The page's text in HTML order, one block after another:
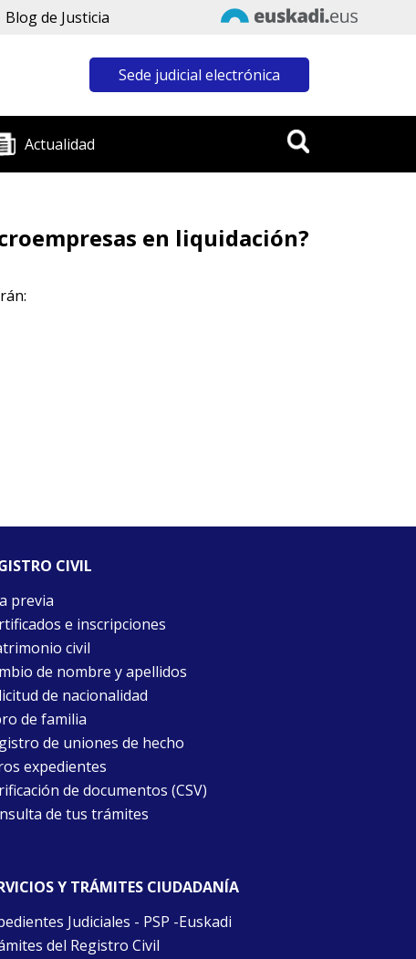
Blog de Justicia
Sede judicial electrónica
Actualidad
en liquidación?
CIVIL
previa
e inscripciones
civil
de nombre y apellidos
de nacionalidad
de familia
de uniones de hecho
expedientes
de documentos (CSV)
de tus trámites
Y TRÁMITES CIUDADANÍA
Judiciales - PSP -Euskadi
del Registro Civil